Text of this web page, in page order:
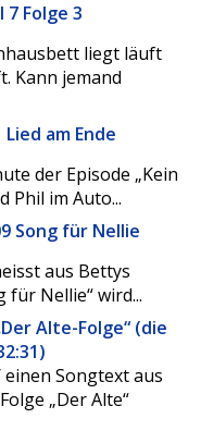
Folge 3
liegt läuft
Kann jemand
am Ende
der Episode „Kein
Phil im Auto...
Song für Nellie
aus Bettys
für Nellie“ wird...
Alte-Folge“ (die
Songtext aus
„Der Alte“